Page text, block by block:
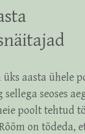
üks aasta ühele
seoses
poolt tehtud
on tõdeda,